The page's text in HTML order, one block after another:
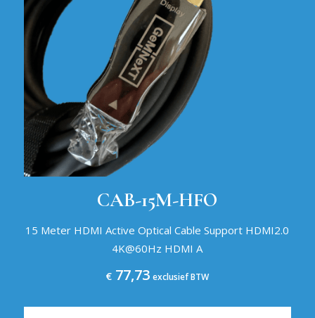
CAB-15M-HFO
15 Meter HDMI Active Optical Cable Support HDMI2.0
4K@60Hz HDMI A
€ 77,73 exclusief BTW